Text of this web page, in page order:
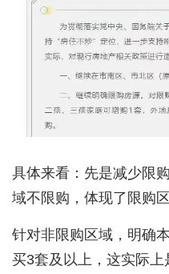
具体来看：先是减少限
域不限购，体现了限购
针对非限购区域，明确
买3套及以上，这实际